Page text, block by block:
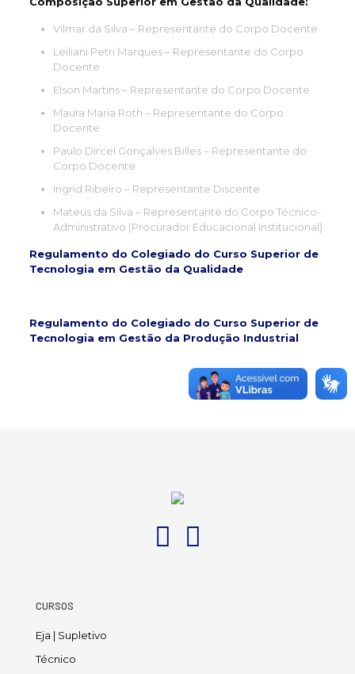
Vilmar da Silva – Representante do Corpo Docente
Leiliani Petri Marques – Representante do Corpo
Docente
Elson Martins – Representante do Corpo Docente
Maura Maria Roth – Representante do Corpo
Docente
Paulo Dircel Gonçalves Billes – Representante do
Corpo Docente
Ingrid Ribeiro – Representante Discente
Mateus da Silva – Representante do Corpo Técnico-
Administrativo (Procurador Educacional Institucional)
Regulamento do Colegiado do Curso Superior de
Tecnologia em Gestão da Qualidade
Regulamento do Colegiado do Curso Superior de
Tecnologia em Gestão da Produção Industrial
CURSOS
Eja | Supletivo
Técnico